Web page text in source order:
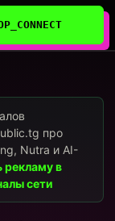
про
Nutra и AI-
рекламу в
сети